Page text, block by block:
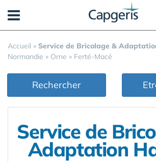
Accueil » Service de Bricolage &
Normandie » Orne » Ferté-Macé
Rechercher
Service de
Adaptation